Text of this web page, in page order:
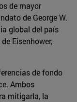
de mayor
de George W.
global del país
Eisenhower,
de fondo
Ambos
mitigarla, la